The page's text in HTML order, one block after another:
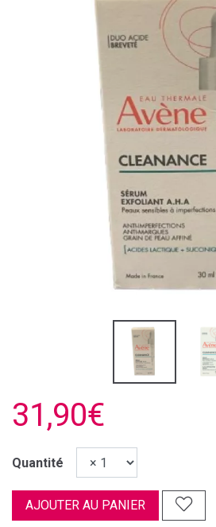
31,90€
Quantité
AJOUTER AU PANIER